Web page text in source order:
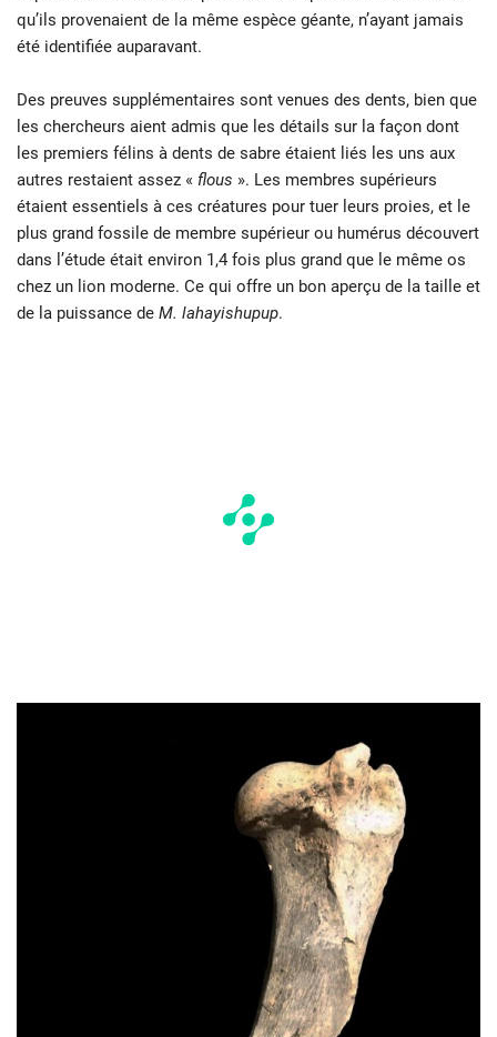
qu’ils provenaient de la même espèce géante, n’ayant jamais
été identifiée auparavant.
Des preuves supplémentaires sont venues des dents, bien que
les chercheurs aient admis que les détails sur la façon dont
les premiers félins à dents de sabre étaient liés les uns aux
autres restaient assez « flous ». Les membres supérieurs
étaient essentiels à ces créatures pour tuer leurs proies, et le
plus grand fossile de membre supérieur ou humérus découvert
dans l’étude était environ 1,4 fois plus grand que le même os
chez un lion moderne. Ce qui offre un bon aperçu de la taille et
de la puissance de M. lahayishupup.